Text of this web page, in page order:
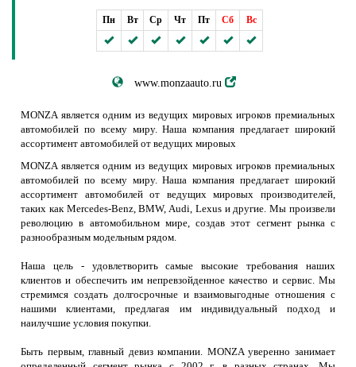
Пн Вт Ср Чт Пт Сб Вс
www.monzaauto.ru
MONZA является одним из ведущих мировых игроков премиальных
автомобилей по всему миру. Наша компания предлагает широкий
ассортимент автомобилей от ведущих мировых
MONZA является одним из ведущих мировых игроков премиальных
автомобилей по всему миру. Наша компания предлагает широкий
ассортимент автомобилей от ведущих мировых производителей,
таких как Mercedes-Benz, BMW, Audi, Lexus и другие. Мы произвели
революцию в автомобильном мире, создав этот сегмент рынка c
разнообразным модельным рядом.
Наша цель - удовлетворить самые высокие требования наших
клиентов и обеспечить им непревзойденное качество и сервис. Мы
стремимся создать долгосрочные и взаимовыгодные отношения с
нашими клиентами, предлагая им индивидуальный подход и
наилучшие условия покупки.
Быть первым, главный девиз компании. MONZA уверенно занимает